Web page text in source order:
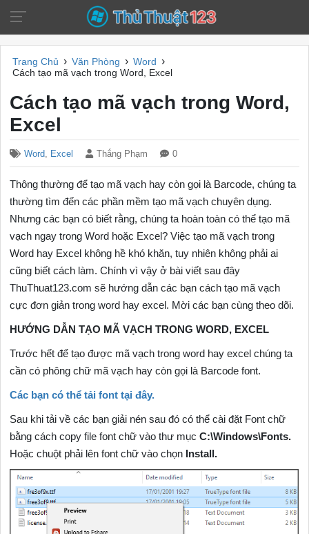
Trang Chủ › Văn Phòng › Word ›
Cách tạo mã vạch trong Word, Excel
Cách tạo mã vạch trong Word,
Excel
Word, Excel Thắng Phạm 0
Thông thường để tạo mã vạch hay còn gọi là Barcode, chúng ta
thường tìm đến các phần mềm tạo mã vạch chuyên dụng.
Nhưng các bạn có biết rằng, chúng ta hoàn toàn có thể tạo mã
vạch ngay trong Word hoặc Excel? Việc tạo mã vạch trong
Word hay Excel không hề khó khăn, tuy nhiên không phải ai
cũng biết cách làm. Chính vì vậy ở bài viết sau đây
ThuThuat123.com sẽ hướng dẫn các bạn cách tạo mã vạch
cực đơn giản trong word hay excel. Mời các bạn cùng theo dõi.
HƯỚNG DẪN TẠO MÃ VẠCH TRONG WORD, EXCEL
Trước hết để tạo được mã vạch trong word hay excel chúng ta
cần có phông chữ mã vạch hay còn gọi là Barcode font.
Các bạn có thể tải font tại đây.
Sau khi tải về các bạn giải nén sau đó có thể cài đặt Font chữ
bằng cách copy file font chữ vào thư mụcC:\Windows\Fonts.
Hoặc chuột phải lên font chữ vào chọn Install.